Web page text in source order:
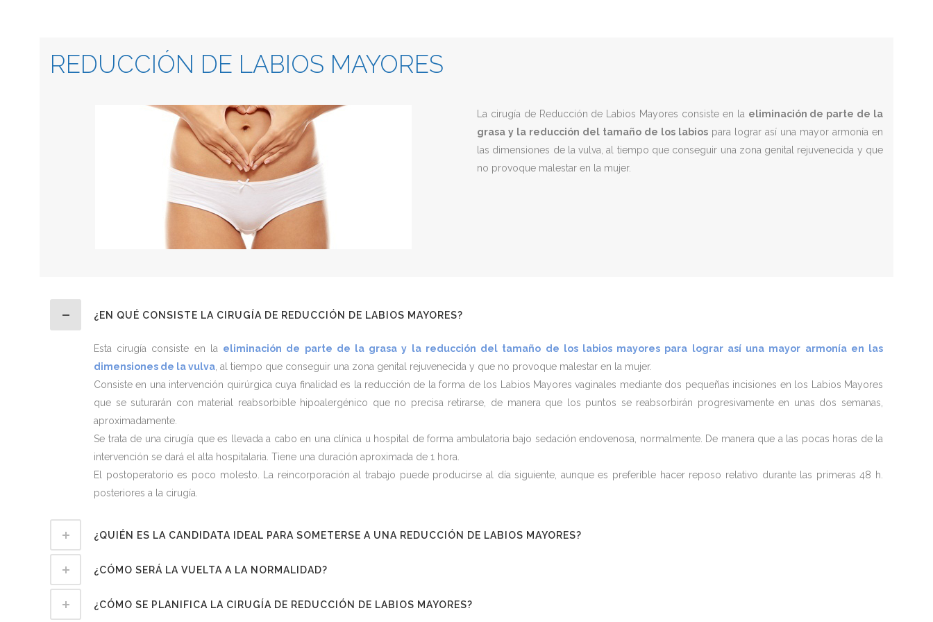
REDUCCIÓN DE LABIOS MAYORES
La cirugía de Reducción de Labios Mayores consiste en la eliminación de parte de la
grasa y la reducción del tamaño de los labios para lograr así una mayor armonía en
las dimensiones de la vulva, al tiempo que conseguir una zona genital rejuvenecida y que
no provoque malestar en la mujer.
¿EN QUÉ CONSISTE LA CIRUGÍA DE REDUCCIÓN DE LABIOS MAYORES?
Esta cirugía consiste en la eliminación de parte de la grasa y la reducción del tamaño de los labios mayores para lograr así una mayor armonía en las
dimensiones de la vulva , al tiempo que conseguir una zona genital rejuvenecida y que no provoque malestar en la mujer.
Consiste en una intervención quirúrgica cuya finalidad es la reducción de la forma de los Labios Mayores vaginales mediante dos pequeñas incisiones en los Labios Mayores
que se suturarán con material reabsorbible hipoalergénico que no precisa retirarse, de manera que los puntos se reabsorbirán progresivamente en unas dos semanas,
aproximadamente.
Se trata de una cirugía que es llevada a cabo en una clínica u hospital de forma ambulatoria bajo sedación endovenosa, normalmente. De manera que a las pocas horas de la
intervención se dará el alta hospitalaria. Tiene una duración aproximada de 1 hora.
El postoperatorio es poco molesto. La reincorporación al trabajo puede producirse al día siguiente, aunque es preferible hacer reposo relativo durante las primeras 48 h.
posteriores a la cirugía.
¿QUIÉN ES LA CANDIDATA IDEAL PARA SOMETERSE A UNA REDUCCIÓN DE LABIOS MAYORES?
¿CÓMO SERÁ LA VUELTA A LA NORMALIDAD?
¿CÓMO SE PLANIFICA LA CIRUGÍA DE REDUCCIÓN DE LABIOS MAYORES?